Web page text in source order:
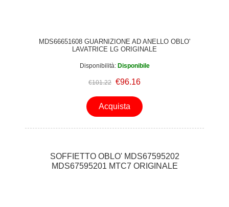
F4V5TYW1WE.ABWQWSW
MDS66651608 GUARNIZIONE AD ANELLO OBLO'
LAVATRICE LG ORIGINALE
Disponibilità: Disponibile
€101.22 €96.16
Acquista
SOFFIETTO OBLO' MDS67595202
MDS67595201 MTC7 ORIGINALE